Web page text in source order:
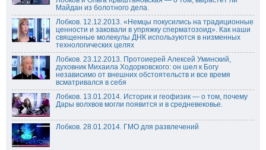
Майдан из болотного дела.
Лобков. 12.12.2013. «Немцы покусились на традиционные
ценности и заковали в упряжку сперматозоид». Как наши
священные молекулы ДНК используются в низменных
технологических целях
Лобков. 23.12.2013. Протоиерей Алексей Уминский,
духовник Михаила Ходорковского: он шел к Богу
независимо от внешних обстоятельств и все время
всматривался в себя
Лобков. 13.01.2014. Историк и геофизик — о том, почему
Дары волхвов могли появится и в средневековье.
Лобков. 28.01.2014. ГМО для развлечений